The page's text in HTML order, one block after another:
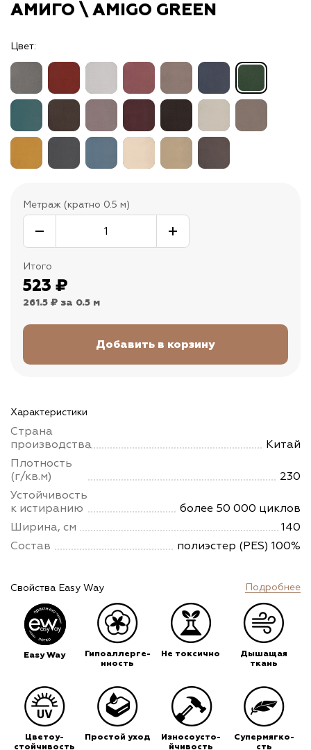
АМИГО \ AMIGO GREEN
Цвет:
Метраж (кратно 0.5 м)
Итого
523 ₽
261.5 ₽ за 0.5 м
Характеристики
Страна
производства
Китай
Плотность
(г/кв.м)
230
Устойчивость
к истиранию
более 50 000 циклов
Ширина, см
140
Состав
полиэстер (PES) 100%
Свойства Easy Way Подробнее
Easy Way
Гипоаллерге-
нность
Не токсично
Дышащая
ткань
Цветоу-
стойчивость
Простой уход
Износоусто-
йчивость
Супермягко-
сть